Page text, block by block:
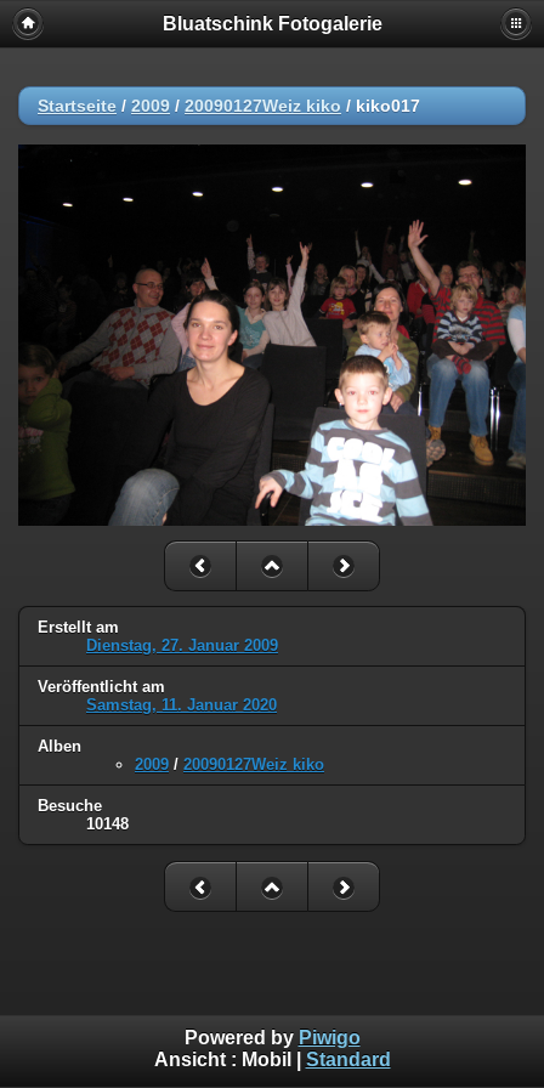
Bluatschink Fotogalerie
Startseite / 2009 / 20090127Weiz kiko / kiko017
Erstellt am
Dienstag, 27. Januar 2009
Veröffentlicht am
Samstag, 11. Januar 2020
Alben
2009 / 20090127Weiz kiko
Besuche
10148
Powered by Piwigo
Ansicht : Mobil Standard